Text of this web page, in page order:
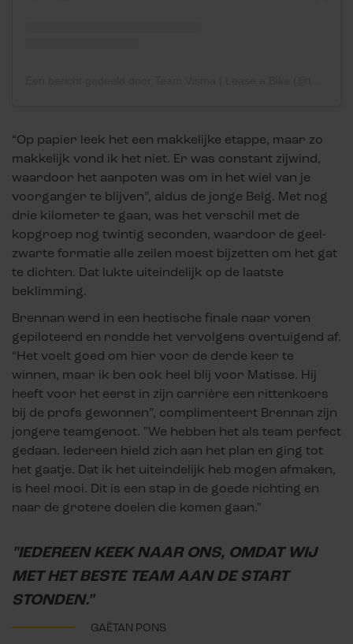
“Op papier leek het een makkelijke etappe, maar zo
makkelijk vond ik het niet. Er was constant zijwind,
waardoor het aanpoten was om in het wiel van je
voorganger te blijven”, aldus de jonge Belg. Met nog
drie kilometer te gaan, was het verschil met de
kopgroep nog twintig seconden, waardoor de geel-
zwarte formatie alle zeilen moest bijzetten om het gat
te dichten. Dat lukte uiteindelijk op de laatste
beklimming.
Brennan werd in een hectische finale naar voren
gepiloteerd en rondde het vervolgens overtuigend af.
“Het voelt goed om hier voor de derde keer te
winnen, maar ik ben ook heel blij voor Matisse. Hij
heeft voor het eerst in zijn carrière een rittenkoers
bij de profs gewonnen”, complimenteert Brennan zijn
jongere teamgenoot. "We hebben het als team perfect
gedaan. Iedereen hield zich aan het plan en ging tot
het gaatje. Dat ik het uiteindelijk heb mogen afmaken,
is heel mooi. Dit is een stap in de goede richting en
naar de grotere doelen die komen gaan."
"IEDEREEN KEEK NAAR ONS, OMDAT WIJ
MET HET BESTE TEAM AAN DE START
STONDEN."
GAËTAN PONS